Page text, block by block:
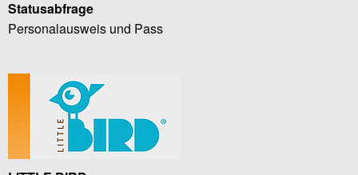
Statusabfrage
Personalausweis und Pass